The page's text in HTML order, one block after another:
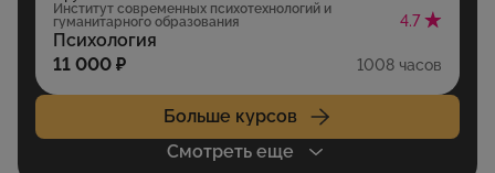
Институт современных психотехнологий и
гуманитарного образования
4.7
Психология
11 000 ₽
1008 часов
Больше курсов
Смотреть еще